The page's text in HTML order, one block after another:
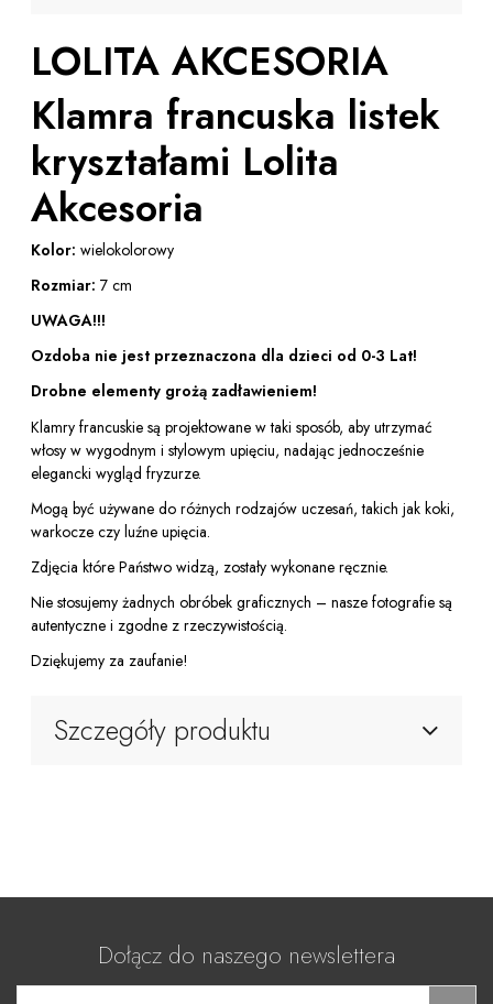
LOLITA AKCESORIA
Klamra francuska listek
kryształami Lolita
Akcesoria
Kolor: wielokolorowy
Rozmiar: 7 cm
UWAGA!!!
Ozdoba nie jest przeznaczona dla dzieci od 0-3 Lat!
Drobne elementy grożą zadławieniem!
Klamry francuskie są projektowane w taki sposób, aby utrzymać
włosy w wygodnym i stylowym upięciu, nadając jednocześnie
elegancki wygląd fryzurze.
Mogą być używane do różnych rodzajów uczesań, takich jak koki,
warkocze czy luźne upięcia.
Zdjęcia które Państwo widzą, zostały wykonane ręcznie.
Nie stosujemy żadnych obróbek graficznych – nasze fotografie są
autentyczne i zgodne z rzeczywistością.
Dziękujemy za zaufanie!
Szczegóły produktu
Dołącz do naszego newslettera